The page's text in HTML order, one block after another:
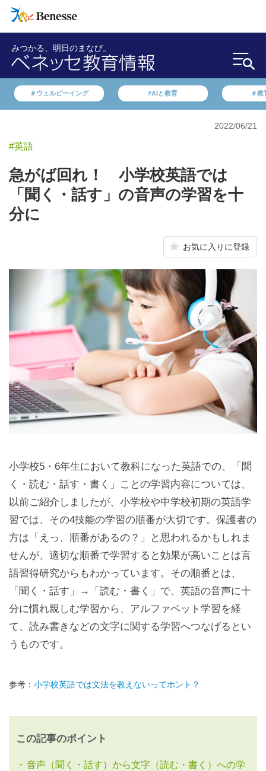
みつかる、明日のまなび。
＃ウェルビーイング #AIと教育 ＃教
2022/06/21
#英語
急がば回れ！ 小学校英語では
「聞く・話す」の音声の学習を十
分に
お気に入りに登録
小学校5・6年生において教科になった英語での、「聞
く・読む・話す・書く」ことの学習内容については、
以前ご紹介しましたが、小学校や中学校初期の英語学
習では、その4技能の学習の順番が大切です。保護者の
方は「えっ、順番があるの？」と思われるかもしれま
せんが、適切な順番で学習すると効果が高いことは言
語習得研究からもわかっています。その順番とは、
「聞く・話す」→「読む・書く」で、英語の音声に十
分に慣れ親しむ学習から、アルファベット学習を経
て、読み書きなどの文字に関する学習へつなげるとい
うものです。
参考： 小学校英語では文法を教えないってホント？
この記事のポイント
音声（聞く・話す）から文字（読む・書く）への学